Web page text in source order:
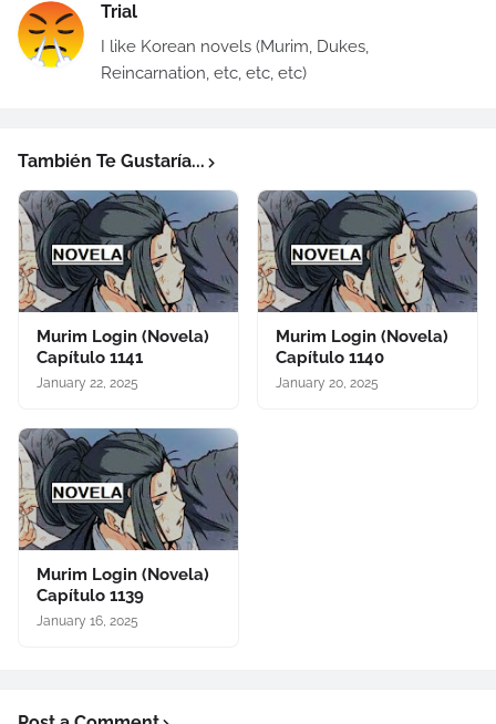
Trial
I like Korean novels (Murim, Dukes,
Reincarnation, etc, etc, etc)
También Te Gustaría...
Murim Login (Novela)
Capítulo 1141
January 22, 2025
Murim Login (Novela)
Capítulo 1140
January 20, 2025
Murim Login (Novela)
Capítulo 1139
January 16, 2025